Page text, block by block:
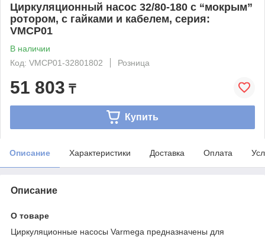
Циркуляционный насос 32/80-180 с “мокрым”
ротором, с гайками и кабелем, серия:
VMCP01
В наличии
Код: VMCP01-32801802
Розница
51 803 ₸
Купить
Описание Характеристики Доставка Оплата
Описание
О товаре
Циркуляционные насосы Varmega предназначены для